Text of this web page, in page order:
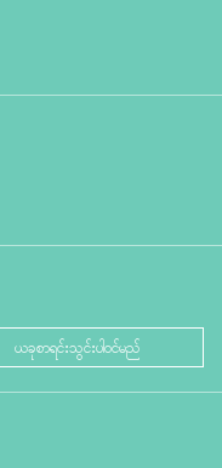
ယခုစာရင်းသွင်းပါဝင်မည်